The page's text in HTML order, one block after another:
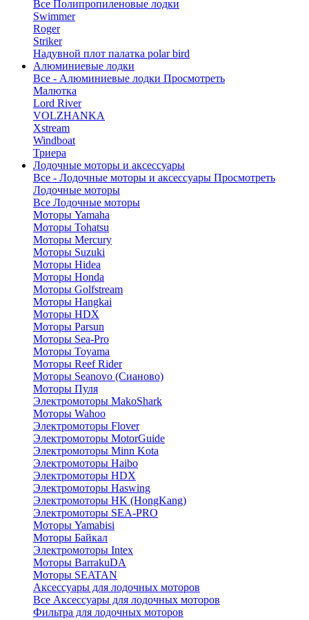
Все Полипропиленовые лодки
Swimmer
Roger
Striker
Надувной плот палатка polar bird
Алюминиевые лодки
Все - Алюминиевые лодки Просмотреть
Малютка
Lord River
VOLZHANKA
Xstream
Windboat
Триера
Лодочные моторы и аксессуары
Все - Лодочные моторы и аксессуары Просмотреть
Лодочные моторы
Все Лодочные моторы
Моторы Yamaha
Моторы Tohatsu
Моторы Mercury
Моторы Suzuki
Моторы Hidea
Моторы Honda
Моторы Golfstream
Моторы Hangkai
Моторы HDX
Моторы Parsun
Моторы Sea-Pro
Моторы Toyama
Моторы Reef Rider
Моторы Seanovo (Сианово)
Моторы Пуля
Электромоторы MakoShark
Моторы Wahoo
Электромоторы Flover
Электромоторы MotorGuide
Электромоторы Minn Kota
Электромоторы Haibo
Электромоторы HDX
Электромоторы Haswing
Электромоторы HK (HongKang)
Электромоторы SEA-PRO
Моторы Yamabisi
Моторы Байкал
Электромоторы Intex
Моторы BarrakuDA
Моторы SEATAN
Аксессуары для лодочных моторов
Все Аксессуары для лодочных моторов
Фильтра для лодочных моторов